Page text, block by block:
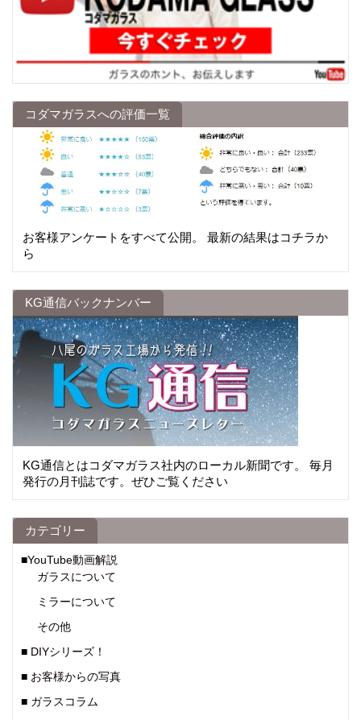
コダマガラスへの評価一覧
お客様アンケートをすべて公開。 最新の結果はコチラか
ら
KG通信バックナンバー
KG通信とはコダマガラス社内のローカル新聞です。 毎月
発行の月刊誌です。ぜひご覧ください
カテゴリー
■YouTube動画解説
ガラスについて
ミラーについて
その他
■ DIYシリーズ！
■ お客様からの写真
■ ガラスコラム